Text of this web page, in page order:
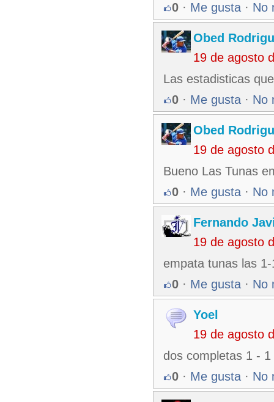
0 · Me gusta · No
Obed
19 de agosto
Las estadisticas
0 · Me gusta · No
Obed
19 de agosto
Bueno Las Tunas
0 · Me gusta · No
Fernando
19 de agosto
empata tunas las 1-
0 · Me gusta · No
Yoel
19 de agosto
dos completas 1 -
0 · Me gusta · No